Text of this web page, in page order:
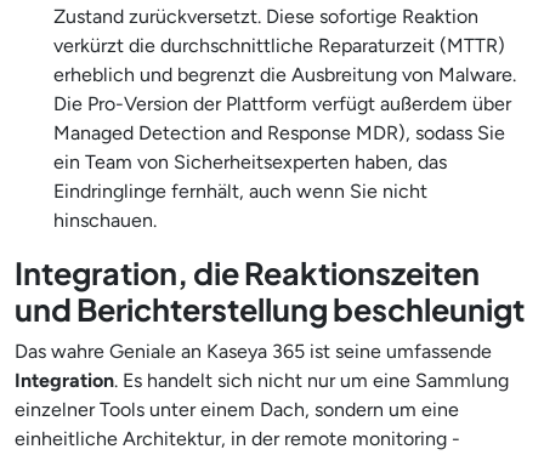
Zustand zurückversetzt. Diese sofortige Reaktion
verkürzt die durchschnittliche Reparaturzeit (MTTR)
erheblich und begrenzt die Ausbreitung von Malware.
Die Pro-Version der Plattform verfügt außerdem über
Managed Detection and Response MDR), sodass Sie
ein Team von Sicherheitsexperten haben, das
Eindringlinge fernhält, auch wenn Sie nicht
hinschauen.
Integration, die Reaktionszeiten
und Berichterstellung beschleunigt
Das wahre Geniale an Kaseya 365 ist seine umfassende
Integration. Es handelt sich nicht nur um eine Sammlung
einzelner Tools unter einem Dach, sondern um eine
einheitliche Architektur, in der remote monitoring -